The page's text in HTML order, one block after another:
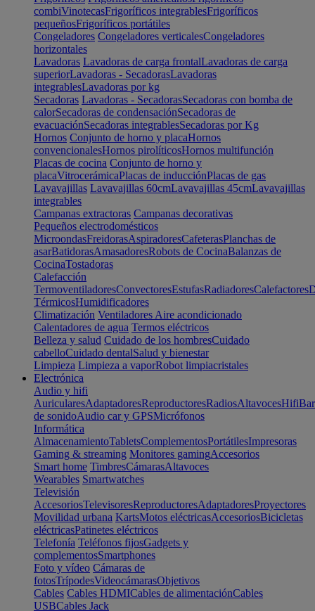
combiVinotecasFrigoríficos integrablesFrigoríficos
pequeñosFrigoríficos portátiles
Congeladores Congeladores verticalesCongeladores
horizontales
Lavadoras Lavadoras de carga frontalLavadoras de carga
superiorLavadoras - SecadorasLavadoras
integrablesLavadoras por kg
Secadoras Lavadoras - SecadorasSecadoras con bomba de
calorSecadoras de condensaciónSecadoras de
evacuaciónSecadoras integrablesSecadoras por Kg
Hornos Conjunto de horno y placaHornos
convencionalesHornos pirolíticosHornos multifunción
Placas de cocina Conjunto de horno y
placaVitrocerámicaPlacas de inducciónPlacas de gas
Lavavajillas Lavavajillas 60cmLavavajillas 45cmLavavajillas
integrables
Campanas extractoras Campanas decorativas
Pequeños electrodomésticos
MicroondasFreidorasAspiradoresCafeterasPlanchas de
asarBatidorasAmasadoresRobots de CocinaBalanzas de
CocinaTostadoras
Calefacción
TermoventiladoresConvectoresEstufasRadiadoresCalefactores
TérmicosHumidificadores
Climatización Ventiladores Aire acondicionado
Calentadores de agua Termos eléctricos
Belleza y salud Cuidado de los hombresCuidado
cabelloCuidado dentalSalud y bienestar
Limpieza Limpieza a vaporRobot limpiacristales
Electrónica
Audio y hifi
AuricularesAdaptadoresReproductoresRadiosAltavocesHifi
de sonidoAudio car y GPSMicrófonos
Informática
AlmacenamientoTabletsComplementosPortátilesImpresoras
Gaming & streaming Monitores gamingAccesorios
Smart home TimbresCámarasAltavoces
Wearables Smartwatches
Televisión
AccesoriosTelevisoresReproductoresAdaptadoresProyectores
Movilidad urbana KartsMotos eléctricasAccesoriosBicicletas
eléctricasPatinetes eléctricos
Telefonía Teléfonos fijosGadgets y
complementosSmartphones
Foto y vídeo Cámaras de
fotosTrípodesVideocámarasObjetivos
Cables Cables HDMICables de alimentaciónCables
USBCables Jack